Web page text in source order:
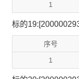
1
标的
序号
1